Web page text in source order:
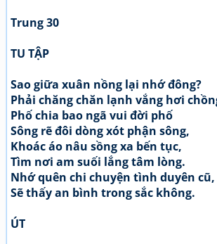
Trung 30
TU TẬP
Sao giữa xuân nồng lại nhớ đông?
Phải chăng chăn lạnh vắng hơi
Phố chia bao ngã vui đời phố
Sông rẽ đôi dòng xót phận sông,
Khoác áo nâu sồng xa bến tục,
Tìm nơi am suối lắng tâm lòng.
Nhớ quên chi chuyện tình duyên cũ,
Sẽ thấy an bình trong sắc không.
ÚT